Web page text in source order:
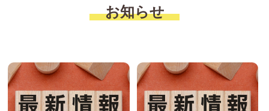
お知らせ